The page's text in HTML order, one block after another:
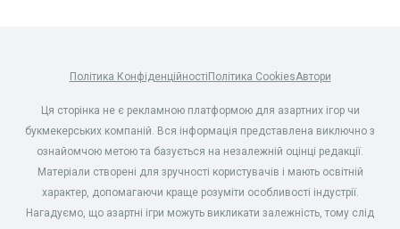
Політика Конфіденційності Політика CookiesАвтори
Ця сторінка не є рекламною платформою для азартних ігор чи
букмекерських компаній. Вся інформація представлена виключно з
ознайомчою метою та базується на незалежній оцінці редакції.
Матеріали створені для зручності користувачів і мають освітній
характер, допомагаючи краще розуміти особливості індустрії.
Нагадуємо, що азартні ігри можуть викликати залежність, тому слід